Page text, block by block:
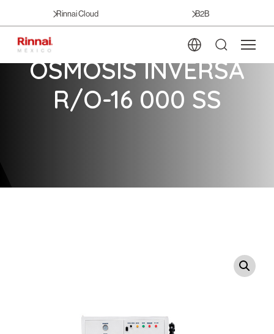
Rinnai Cloud B2B
OSMOSIS INVERSA
R/O-16 000 SS